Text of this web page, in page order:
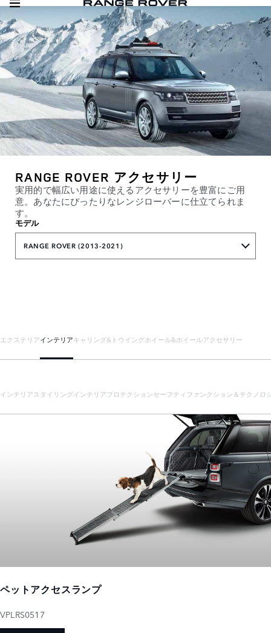
RANGE ROVER アクセサリー
実用的で幅広い用途に使えるアクセサリーを豊富にご用
意。あなたにぴったりなレンジローバーに仕立てられま
す。
モデル
RANGE ROVER (2013-2021)
エクステリアインテリアキャリング&トウイングホイール&ホイールアクセサリー
インテリアスタイリングインテリアプロテクションセーフティ ファンクション＆テクノロ
ペットアクセスランプ
VPLRS0517